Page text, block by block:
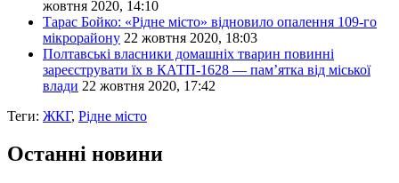
жовтня 2020, 14:10
Тарас Бойко: «Рідне місто» відновило опалення 109-го
мікрорайону 22 жовтня 2020, 18:03
Полтавські власники домашніх тварин повинні
зареєструвати їх в КАТП-1628 — пам’ятка від міської
влади 22 жовтня 2020, 17:42
Теги: ЖКГ, Рідне місто
Останні новини